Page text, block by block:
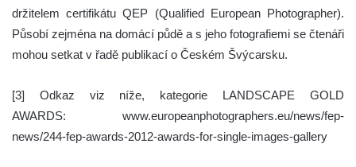
držitelem certifikátu QEP (Qualified European Photographer).
Působí zejména na domácí půdě a s jeho fotografiemi se čtenáři
mohou setkat v řadě publikací o Českém Švýcarsku.
[3] Odkaz viz níže, kategorie LANDSCAPE GOLD
AWARDS: www.europeanphotographers.eu/news/fep-
news/244-fep-awards-2012-awards-for-single-images-gallery